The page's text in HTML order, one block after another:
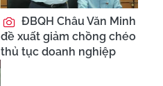
ĐBQH Châu Văn Minh
đề xuất giảm chồng chéo
thủ tục doanh nghiệp